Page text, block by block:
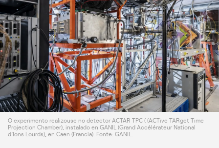
O experimento realizouse no detector ACTAR TPC ( (ACTive TARget Time
Projection Chamber), instalado en GANIL (Grand Accélérateur National
d’Ions Lourds), en Caen (Francia). Fonte: GANIL.